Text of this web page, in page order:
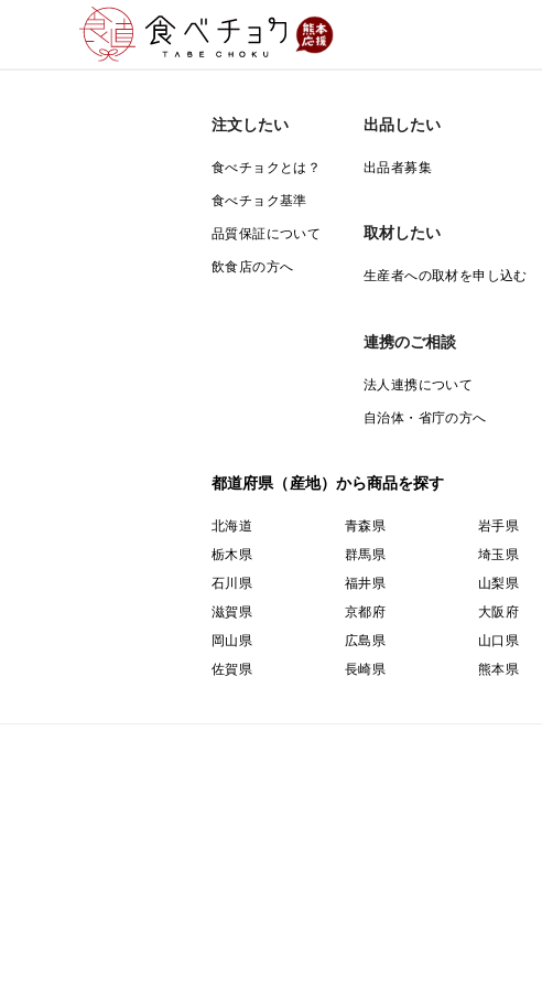
注文したい
食べチョクとは？
食べチョク基準
品質保証について
飲食店の方へ
出品したい
出品者募集
取材したい
生産者への取材を申し込む
連携のご相談
法人連携について
自治体・省庁の方へ
都道府県（産地）から商品を探す
北海道 青森県 岩手県
栃木県
群馬県 埼玉県
石川県
福井県 山梨県
滋賀県
京都府 大阪府
岡山県
広島県 山口県
佐賀県
長崎県 熊本県